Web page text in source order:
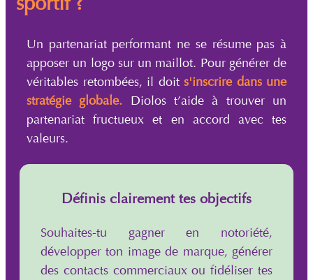
Un partenariat performant ne se résume pas à
apposer un logo sur un maillot. Pour générer de
véritables retombées, il doit s'inscrire dans une
stratégie globale. Diolos t’aide à trouver un
partenariat fructueux et en accord avec tes
valeurs.
Définis clairement tes objectifs
Souhaites-tu gagner en notoriété,
développer ton image de marque, générer
des contacts commerciaux ou fidéliser tes